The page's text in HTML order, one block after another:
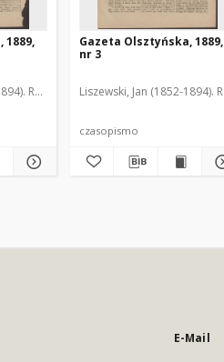
1889,
Red.
Gazeta Olsztyńska, 1889,
nr 3
Liszewski, Jan (1852-1894).
czasopismo
E-Mail